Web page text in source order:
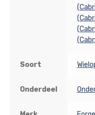
Soort
Onderdeel